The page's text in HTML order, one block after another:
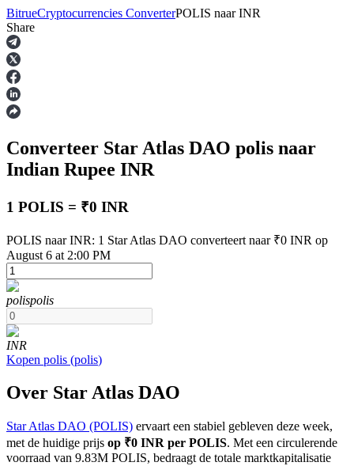
Termijncontracten
USDT-futures
Futures met USDT als onderpand
COIN-M-futures
Cryptocurrency-futures
BitrueCryptocurrencies ConverterPOLIS naar INR
Share
Converteer Star Atlas DAO polis naar
Indian Rupee INR
1 POLIS = ₹0 INR
POLIS naar INR: 1 Star Atlas DAO converteert naar ₹0 INR op
August 6 at 2:00 PM
polispolis
INR
Kopen polis (polis)
Over Star Atlas DAO
Star Atlas DAO (POLIS) ervaart een stabiel gebleven deze week,
met de huidige prijs op ₹0 INR per POLIS. Met een circulerende
voorraad van 9.83M POLIS, bedraagt de totale marktkapitalisatie